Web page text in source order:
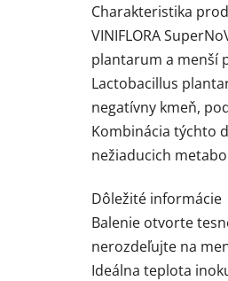
Charakteristika
VINIFLORA
plantarum a menší
Lactobacillus
negatívny kmeň,
Kombinácia týchto
nežiaducich
Dôležité informácie
Balenie otvorte
nerozdeľujte na
Ideálna teplota